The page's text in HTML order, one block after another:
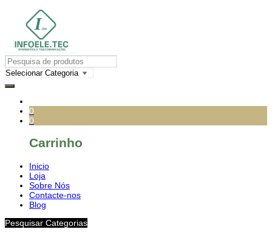
0
0
Carrinho
Inicio
Loja
Sobre Nós
Contacte-nos
Blog
Pesquisar Categorias